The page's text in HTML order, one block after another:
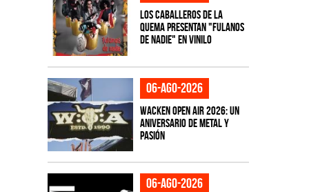
Los Caballeros de la
Quema presentan "Fulanos
de Nadie" en vinilo
06-ago-2026
Wacken Open Air 2026: Un
aniversario de metal y
pasión
06-ago-2026